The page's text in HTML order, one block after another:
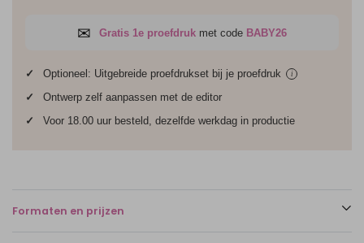
✉ Gratis 1e proefdruk met code BABY26
✓ Optioneel: Uitgebreide proefdrukset bij je proefdruk i
✓
Ontwerp zelf aanpassen met de editor
✓
Voor 18.00 uur besteld, dezelfde werkdag in productie
Formaten en prijzen